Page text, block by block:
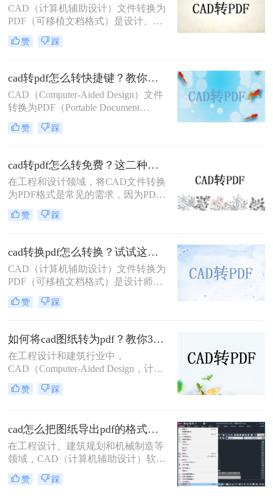
PDF格式的方法。
CAD（计算机辅助设计）文件转换为
PDF（可移植文档格式）是设计、建
筑和工程领域常见的任务。PDF格式
不仅具有高度的兼容性和可读性，还
CAD转PDF怎么转呢？本文将介绍两
种将CAD文件转换为PDF的方法。
赞 踩
cad转pdf怎么转快捷键？教你二种很容易学会的方法！
CAD（Computer-Aided Design）文件
转换为PDF（Portable Document
Format）格式，可以方便地进行文件
共享、打印和存档。那么cad转pdf怎
的CAD转PDF方法，帮助您快速实现
文件转换。
赞 踩
cad转pdf怎么转免费？这二种转换方法帮你解决！
在工程和设计领域，将CAD文件转换
为PDF格式是常见的需求，因为PDF
格式便于查看、分享和打印。那么cad
转pdf怎么转免费呢？本文将介绍两种
松完成CAD转PDF的任务。
赞 踩
cad转换pdf怎么转换？试试这二种实用方法！
CAD（计算机辅助设计）文件转换为
PDF（可移植文档格式）是设计师和
工程师在日常工作中经常遇到的需
求。PDF格式因其良好的兼容性和易
作伙伴交流的理想选择。那么cad转换
pdf怎么转换呢？本文将介绍两种将
CAD文件转换为PDF的高效方法。
赞 踩
如何将cad图纸转为pdf？教你3种容易学会的方法!
在工程设计和建筑行业中，
CAD（Computer-Aided Design，计算
机辅助设计）图纸的共享和传输是一
项常见的需求。将CAD图纸转换为
那么如何将cad图纸转为pdf呢？本文
将介绍三种将CAD图纸转换为PDF的
方法，帮助您轻松完成这一任务。
赞 踩
cad怎么把图纸导出pdf的格式？选择最适合你的高效方法！
在工程设计、建筑规划和机械制造等
领域，CAD（计算机辅助设计）软件
是不可或缺的工具。然而，CAD源文
件（如DWG）的查看和传播严重依
赞 踩